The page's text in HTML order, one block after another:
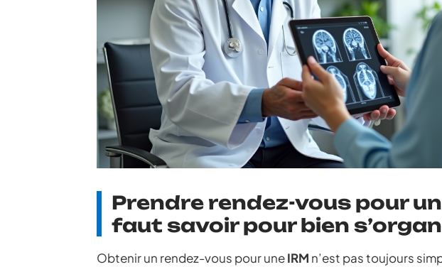
Prendre rendez-vous pour
faut savoir pour bien
Obtenir un rendez-vous pour uneIRM n’est pas toujours